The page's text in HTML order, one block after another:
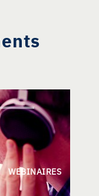
WEBINAIRES